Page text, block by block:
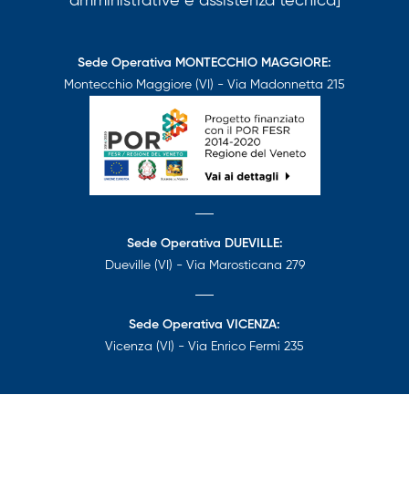
Sede Operativa MONTECCHIO MAGGIORE:
Montecchio Maggiore (VI) - Via Madonnetta 215
Sede Operativa DUEVILLE:
Dueville (VI) - Via Marosticana 279
Sede Operativa VICENZA:
Vicenza (VI) - Via Enrico Fermi 235